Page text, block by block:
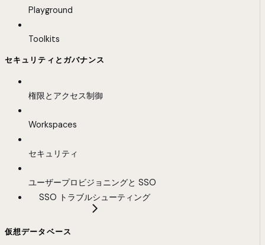
Playground
Toolkits
セキュリティとガバナンス
権限とアクセス制御
Workspaces
セキュリティ
ユーザープロビジョニングと SSO
SSO トラブルシューティング
仮想データベース